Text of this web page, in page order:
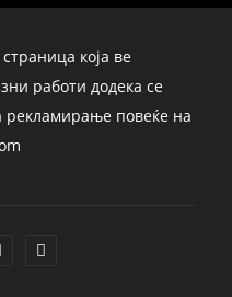
која ве
работи додека се
рекламирање повеќе на